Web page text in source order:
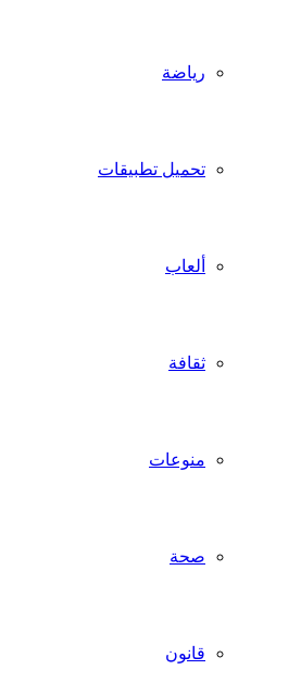
رياضة
تحميل تطبيقات
ألعاب
ثقافة
منوعات
صحة
قانون